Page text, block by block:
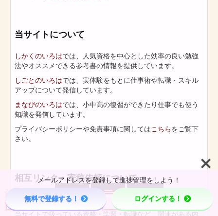
当サイトについて
しかくのいろはでは、人気資格を中心とした効率の良い勉強
法やオススメできる参考書の情報を提供しています。
しごとのいろはでは、実体験をもとに仕事術や転職・スキル
アップについて発信しています。
まなびのいろはでは、小中高の復習ができたり仕事でも使う
知識を発信しています。
プライバシーポリシーや免責事項に関してはこちらをご覧下
さい。
相互リンク・寄稿依頼について
当サイトでは積極的に相互リンクを受け付けております。
当サイトで扱っている資格・学習・転職など、関連がある内
Home

Page Top
メールアドレスを登録して進捗管理をしよう！
無料で登録する！ ログインする！